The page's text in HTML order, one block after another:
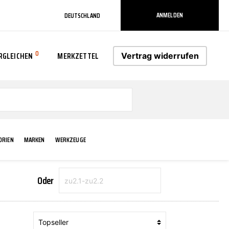
DEUTSCHLAND ANMELDEN
0 MERKZETTEL Vertrag widerrufen
MARKEN WERKZEUGE
VERBREITERUNG
RÜCKLEUCHTEN
ACHS-/RADAUFHÄNGUNG
SCHMIERMITTEL/FETTE
ATE
Oder